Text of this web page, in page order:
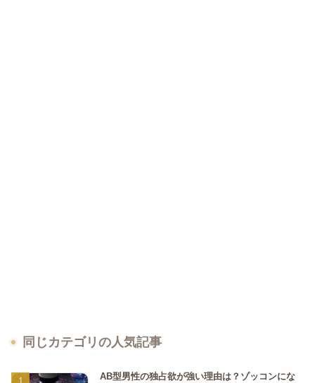
同じカテゴリの人気記事
AB型男性の独占欲が強い理由は？ゾッコンにな